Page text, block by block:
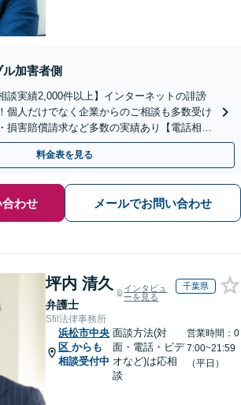
加害者側
談実績2,000件以上】インターネットの誹謗
個人だけでなく企業からのご相談も多数受け
損害賠償請求など多数の実績あり【電話相談
夜間休日面談可】
料金表を見る
わせ メールでお問い合わせ
坪内 清久
弁護士
インタビュ
ーを見る
千葉県
Sfil法律事務所
浜松市中央
区 からも
相談受付中
面談方法(対
面・電話・ビデ
オなど)は応相
談
営業時間：0
7:00~21:59
（平日）